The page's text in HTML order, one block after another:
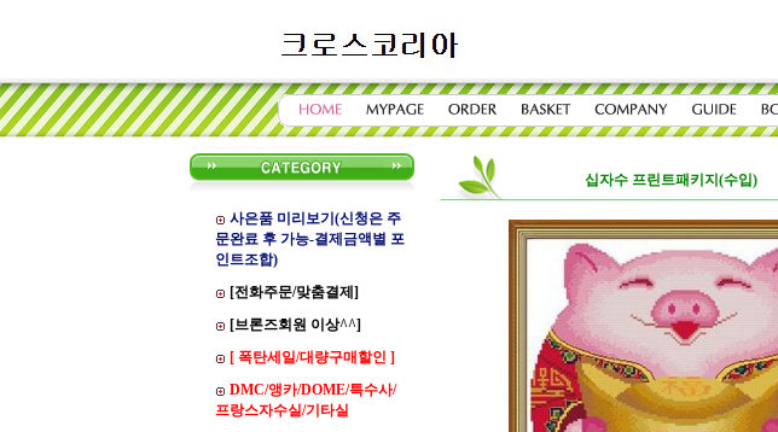
사은품 미리보기(신청은 주
문완료 후 가능-결제금액별 포
인트조합)
[전화주문/맞춤결제]
[브론즈회원 이상^^]
[ 폭탄세일/대량구매할인 ]
DMC/앵카/DOME/특수사/
프랑스자수실/기타실
십자수 프린트패키지(수입)